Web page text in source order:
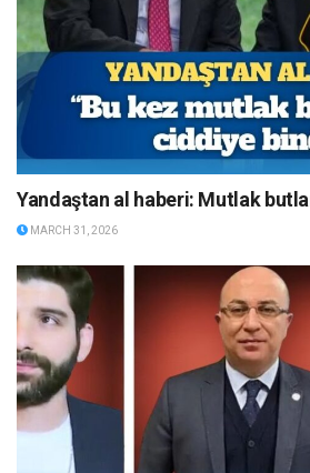
Yandaştan al haberi: Mutlak
MARCH 31, 2026